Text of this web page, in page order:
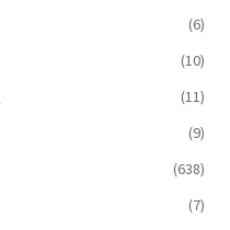
(6)
(10)
(11)
(9)
(638)
(7)